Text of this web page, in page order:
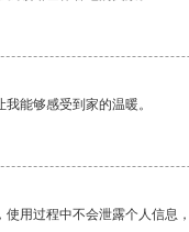
能够感受到家的温暖。
用过程中不会泄露个人信息